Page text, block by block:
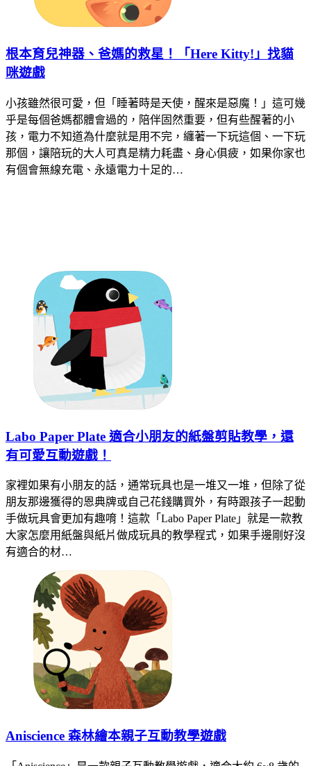
根本育兒神器、爸媽的救星！「Here Kitty!」找貓
咪遊戲
小孩雖然很可愛，但「睡著時是天使，醒來是惡魔！」這可幾
乎是每個爸媽都體會過的，陪伴固然重要，但有些醒著的小
孩，電力不知道為什麼就是用不完，纏著一下玩這個、一下玩
那個，讓陪玩的大人可真是精力耗盡、身心俱疲，如果你家也
有個會無線充電、永遠電力十足的…
Labo Paper Plate 適合小朋友的紙盤剪貼教學，還
有可愛互動遊戲！
家裡如果有小朋友的話，通常玩具也是一堆又一堆，但除了從
朋友那邊獲得的恩典牌或自己花錢購買外，有時跟孩子一起動
手做玩具會更加有趣唷！這款「Labo Paper Plate」就是一款教
大家怎麼用紙盤與紙片做成玩具的教學程式，如果手邊剛好沒
有適合的材…
Aniscience 森林繪本親子互動教學遊戲